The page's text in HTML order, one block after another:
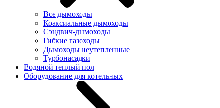
Все дымоходы
Коаксиальные дымоходы
Сэндвич-дымоходы
Гибкие газоходы
Дымоходы неутепленные
Турбонасадки
Водяной теплый пол
Оборудование для котельных